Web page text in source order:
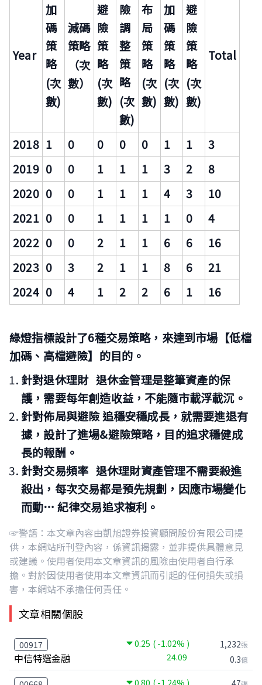
Year
加
碼
策
略
(次
數)
減碼
策略
（次
數）
避
險
策
略
(次
數)
險
調
整
策
略
(次
數)
布
局
策
略
(次
數)
加
碼
策
略
(次
數)
避
險
策
略
(次
數)
Total
2018 1 0 0 0 0 1 1
3
2019 0 0 1 1 1 3 2
8
2020 0 0 1 1 1 4 3
10
2021 0 0 1 1 1 1 0
4
2022 0 0 2 1 1 6 6
16
2023 0 3 2 1 1 8 6
21
2024 0 4 1 2 2 6 1 16
綠燈指標設計了6種交易策略，來達到市場【低檔
加碼、高檔避險】的目的。
針對退休理財 退休金管理是整筆資產的保
護，需要每年創造收益，不能隨市載浮載沉。
針對佈局與避險追穩安穩成長，就需要進退有
據，設計了進場&避險策略，目的追求穩健成
長的報酬。
針對交易頻率 退休理財資產管理不需要殺進
殺出，每次交易都是預先規劃，因應市場變化
而動… 紀律交易追求複利。
☞警語：本文章內容由凱旭證券投資顧問股份有限公司提
供，本網站所刊登內容，係資訊揭露，並非提供具體意見
或建議。使用者使用本文章資訊的風險由使用者自行承
擔。對於因使用者使用本文章資訊而引起的任何損失或損
害，本網站不承擔任何責任。
文章相關個股
00917 0.25 ( -1.02% )
中信特選金融 24.09
1,232張
0.3億
0.80 ( -1.24% )